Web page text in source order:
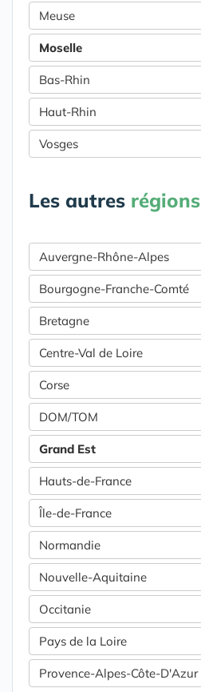
Meuse
Moselle
Bas-Rhin
Haut-Rhin
Vosges
Les autres régions
Auvergne-Rhône-Alpes
Bourgogne-Franche-Comté
Bretagne
Centre-Val de Loire
Corse
DOM/TOM
Grand Est
Hauts-de-France
Île-de-France
Normandie
Nouvelle-Aquitaine
Occitanie
Pays de la Loire
Provence-Alpes-Côte-D'Azur